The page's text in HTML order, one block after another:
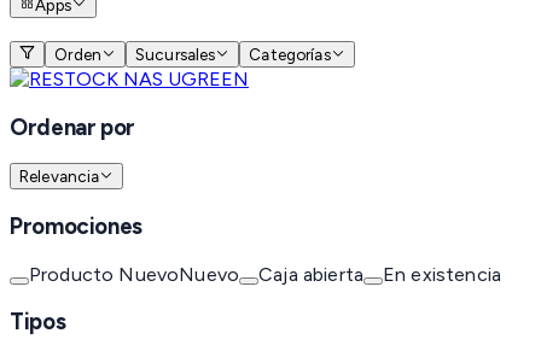
Apps
Orden Sucursales Categorías
Ordenar por
Relevancia
Promociones
Producto NuevoNuevo Caja abierta En existencia
Tipos